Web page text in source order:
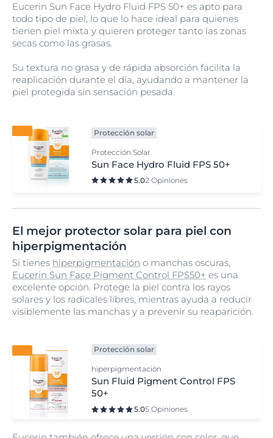
Eucerin Sun Face Hydro Fluid FPS 50+ es apto para
todo tipo de piel, lo que lo hace ideal para quienes
tienen piel mixta y quieren proteger tanto las zonas
secas como las grasas.
Su textura no grasa y de rápida absorción facilita la
reaplicación durante el día, ayudando a mantener la
piel protegida sin sensación pesada.
Protección solar
Protección Solar
Sun Face Hydro Fluid FPS 50+
5.02 Opiniones
El mejor protector solar para piel con
hiperpigmentación
Si tienes hiperpigmentación o manchas oscuras,
Eucerin Sun Face Pigment Control FPS50+ es una
excelente opción. Protege la piel contra los rayos
solares y los radicales libres, mientras ayuda a reducir
visiblemente las manchas y a prevenir su reaparición.
Protección solar
hiperpigmentación
Sun Fluid Pigment Control FPS
50+
5.05 Opiniones